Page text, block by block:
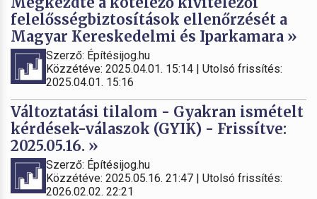
felelősségbiztosítások ellenőrzését a
Magyar Kereskedelmi és Iparkamara »
Szerző: Építésijog.hu
Közzétéve: 2025.04.01. 15:14 | Utolsó frissítés:
2025.04.01. 15:16
Változtatási tilalom - Gyakran ismételt
kérdések-válaszok (GYIK) - Frissítve:
2025.05.16. »
Szerző: Építésijog.hu
Közzétéve: 2025.05.16. 21:47 | Utolsó frissítés:
2026.02.02. 22:21